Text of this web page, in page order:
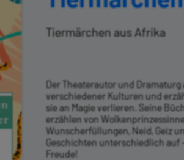
Tiermärchen aus Afrika
Der Theaterautor und
verschiedener Kulturen und
sie an Magie verlieren. Seine
erzählen von
Wunscherfüllungen, Neid, Geiz
Geschichten unterschiedlich auf
Freude!